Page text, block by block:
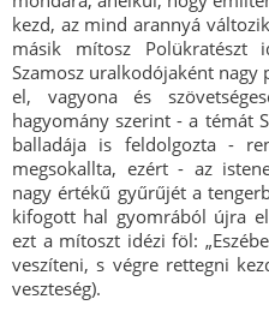
kezd, az mind arannyá
másik mítosz
Szamosz uralkodójaként
el, vagyona és
hagyomány szerint - a témát
balladája is feldolgozta -
megsokallta, ezért - az
nagy értékű gyűrűjét a
kifogott hal gyomrából újra
ezt a mítoszt idézi föl:
veszíteni, s végre rettegni
veszteség).